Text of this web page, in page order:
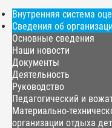
Внутренняя система
Сведения об
Основные сведения
Наши новости
Документы
Деятельность
Руководство
Педагогический и
Материально-
организации отдыха